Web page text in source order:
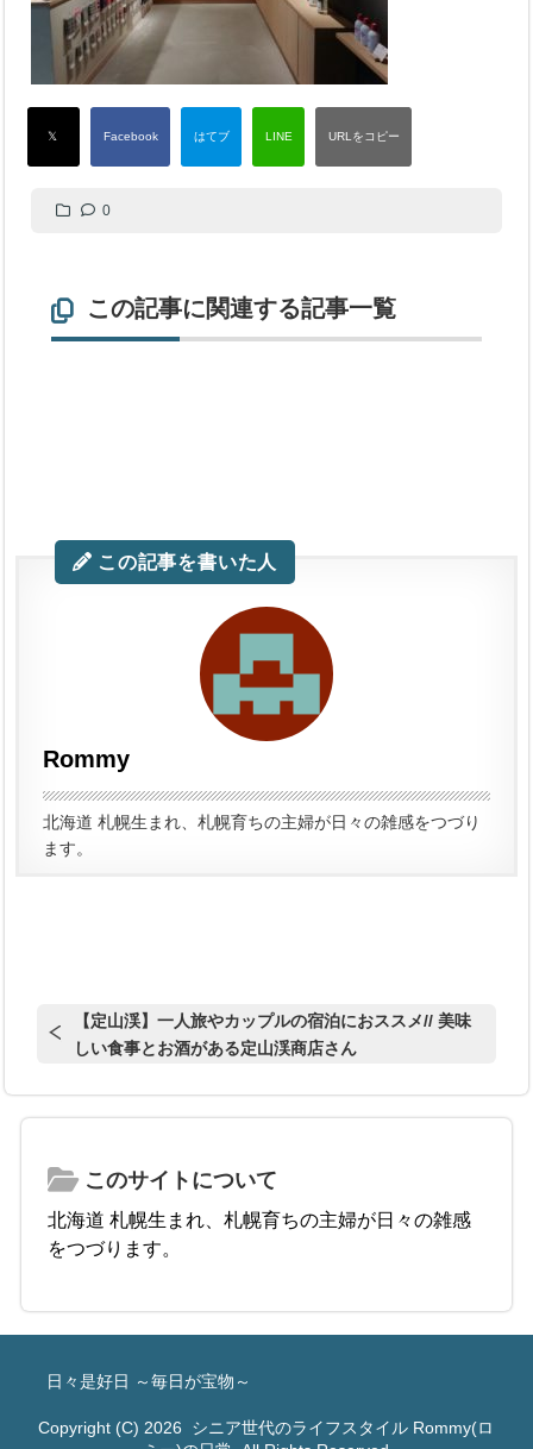
0
この記事に関連する記事一覧
この記事を書いた人
Rommy
北海道 札幌生まれ、札幌育ちの主婦が日々の雑感をつづり
ます。
【定山渓】一人旅やカップルの宿泊におススメ// 美味
しい食事とお酒がある定山渓商店さん
このサイトについて
北海道 札幌生まれ、札幌育ちの主婦が日々の雑感
をつづります。
日々是好日 ～毎日が宝物～
Copyright (C) 2026 シニア世代のライフスタイル Rommy(ロ